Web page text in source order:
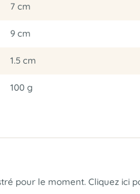
7 cm
9 cm
1.5 cm
100 g
pour le moment. Cliquez ici